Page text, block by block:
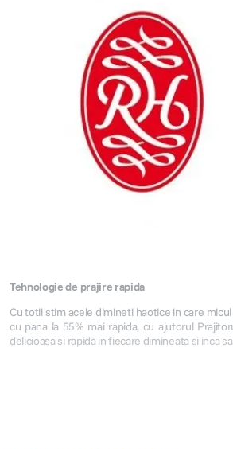
Tehnologie de prajire rapida
Cu totii stim acele dimineti haotice in care
cu pana la 55% mai rapida, cu ajutorul
delicioasa si rapida in fiecare dimineata si inca